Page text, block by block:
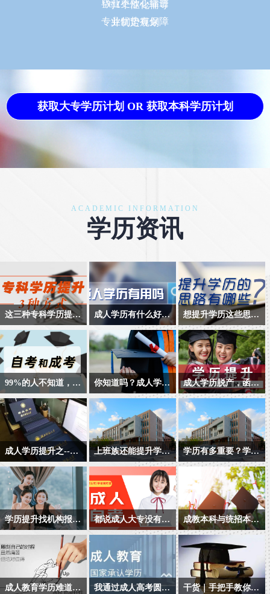
这三种专科学历提升的方式，你知道吗？
专科学历提升方式有哪
些？都有哪些特点？我
国现行的国民教育体系
中，国家承认学信网可
制普通高等教育之外，
还有四个类型：依次为
自学考试、网络教育、
电大开放教育、成人高
考。
成人学历有什么好处？
很多人在脱离学校生活
之后，尤其是工作之后
才感觉到学历的重要
性，想要通过成人教育
的方式提升学历。那么
成人学历真的有用吗？
想提升学历这些思路你知道吗？
提升学历很重要，如何
让自己的学历得到认
可，想要提升学历，现
在把目标分解成以下三
点：
99%的人不知道，原来自考本科和成人高考的区别是这样的...
首先自考和成考的区别
是什么呢？就是考试的
难易度，自考本科的难
度是仅次于高考，而成
人高考的难度是仅次于
自考本科的。自考本科
要考10多门科目甚至是
上达20门，才能是申请
毕业证书，而成人高考
最多就是四门考试，单
单就是看数量就已经是
少很多了。因此自考本
科和成人高考，按难度
来算的话，其实是自考
你知道吗？成人学历教育与非学历教育区别在哪里？
很多人在脱离学校生活
之后，尤其是工作之后
感到竞争激烈，压力尤
为明显，而选择学历教
育与非学历教育是比较
平常的晋升自我的方
式。
成人学历脱产，函授、业余分别是什么意思呢？
成人高考属国民教育系
列，列入国家招生计
划，国家承认学历，参
加招生全国统一考试，
各省、自治区统一组织
录取。考试分高中起点
升成教专科(简称高起
专)、高中起点升成教本
科(简称高起本)和普通专
科起点升成教本科(简称
成教专升本)三个层次。
成人高等教育的授课方
式分为脱产、业余及函
授三种形式，考生应根
成人学历提升之--网络教育招生问答篇
网络教育是成人学历提
升随着信息社会发展应
运而生的新的教育形
式，是成人继续教育的
良好选择，与传统的成
人教育相比，网络教育
更具灵活性，学生的自
主空间很大，同时也要
求同学们要有很强的自
上班族还能提升学历吗？专升本和高升本有哪些方式呢？
上班族还能提升学历
吗？专升本和高升本有
哪些方式呢？
一、学历优势：
1.国家重点大学、国家
承认学历
学历有多重要？学历提升的重要性到底体现在哪里？
我们可以等待机会，但
不能因学历低而选择忍
耐，机会随时会到来，
但忍耐却没有尽头，你
真的甘心吗？精彩的人
生以自我提升，自我投
资作为起点，增长你的
学识，提升你的竞争力
学历提升找机构报名真的不靠谱吗?
很多朋友想提升学历,找
教育机构呢怕被骗,自己
找学校报名,不清楚流程,
老师还不上心,今天老师
都说成人大专没有用 为什么还那么多人报考呢?
成人大专学历到底有用
没用?这一点相信是大家
人给出的回答都模棱两
成教本科与统招本科的区别？
随着国民素质的不断提
高，社会竞争愈加激
烈，学历显得尤为重
要。从近年来报考成人
成人教育学历难道真的没有优势吗? 我通过成人高考圆了大学梦,而且上了我特别喜欢的学校 干货｜手把手教你申请自考毕业证，秒懂！
学历资讯
ACADEMIC INFORMATION
毕业更放心靠谱
专业优势有保障
获取大专学历计划 OR 获取本科学历计划
1对1个性化辅导
并制定规划